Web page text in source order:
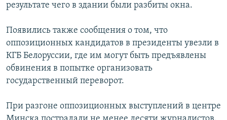
результате чего в здании были разбиты окна.
Появились также сообщения о том, что
оппозиционных кандидатов в президенты увезли в
КГБ Белоруссии, где им могут быть предъявлены
обвинения в попытке организовать
государственный переворот.
При разгоне оппозиционных выступлений в центре